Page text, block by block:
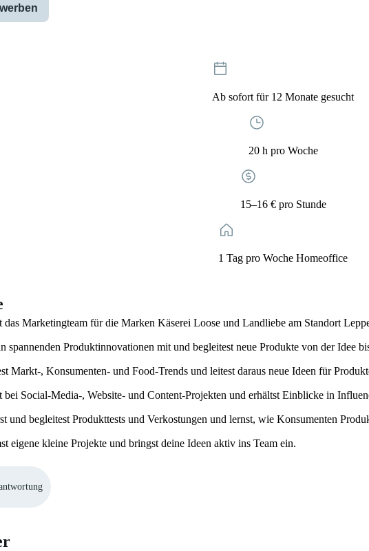
Ab sofort für 12 Monate gesucht
20 h pro Woche
15–16 € pro Stunde
1 Tag pro Woche Homeoffice
das Marketingteam für die Marken Käserei Loose und Landliebe am Standort
spannenden Produktinnovationen mit und begleitest neue Produkte von der Idee
Markt-, Konsumenten- und Food-Trends und leitest daraus neue Ideen für
bei Social-Media-, Website- und Content-Projekten und erhältst Einblicke in
und begleitest Produkttests und Verkostungen und lernst, wie Konsumenten
eigene kleine Projekte und bringst deine Ideen aktiv ins Team ein.